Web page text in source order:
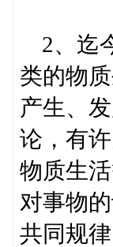
2、迄
类的物
产生、
论，有
物质生
对事物
共同规